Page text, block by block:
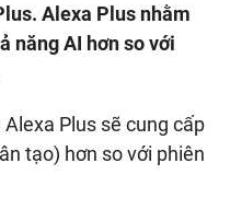
Alexa Plus nhằm
năng AI hơn so với
Plus sẽ cung cấp
tạo) hơn so với phiên